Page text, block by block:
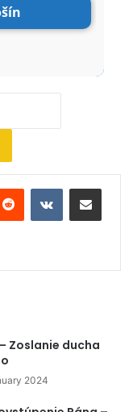
Reddit VKontakteZdieľať cez email
Zoslanie ducha
2024